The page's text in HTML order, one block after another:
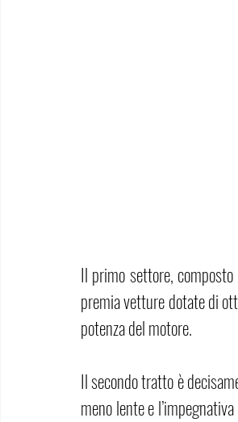
Il primo settore,
premia vetture dotate di
potenza del motore.
Il secondo tratto è
meno lente e